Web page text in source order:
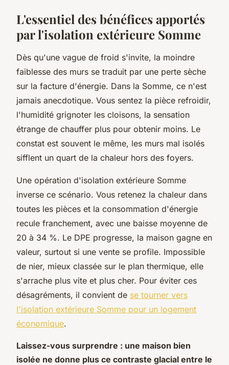
L'essentiel des bénéfices apportés
par l'isolation extérieure Somme
Dès qu'une vague de froid s'invite, la moindre
faiblesse des murs se traduit par une perte sèche
sur la facture d'énergie. Dans la Somme, ce n'est
jamais anecdotique. Vous sentez la pièce refroidir,
l'humidité grignoter les cloisons, la sensation
étrange de chauffer plus pour obtenir moins. Le
constat est souvent le même, les murs mal isolés
sifflent un quart de la chaleur hors des foyers.
Une opération d'isolation extérieure Somme
inverse ce scénario. Vous retenez la chaleur dans
toutes les pièces et la consommation d'énergie
recule franchement, avec une baisse moyenne de
20 à 34 %. Le DPE progresse, la maison gagne en
valeur, surtout si une vente se profile. Impossible
de nier, mieux classée sur le plan thermique, elle
s'arrache plus vite et plus cher. Pour éviter ces
désagréments, il convient de se tourner vers
l'isolation extérieure Somme pour un logement
économique.
Laissez-vous surprendre : une maison bien
isolée ne donne plus ce contraste glacial entre le